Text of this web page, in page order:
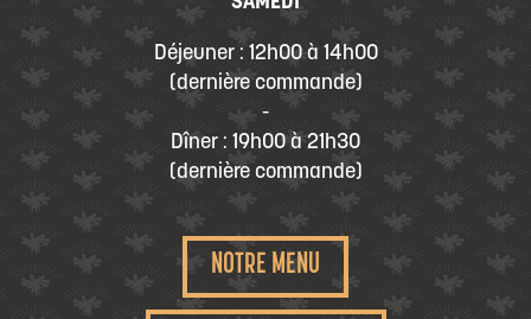
Déjeuner : 12h00 à 14h00
(dernière commande)
-
Dîner : 19h00 à 21h30
(dernière commande)
NOTRE MENU